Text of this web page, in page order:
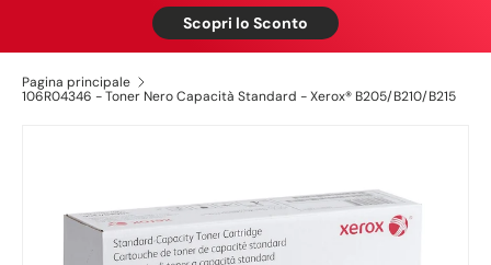
Scopri lo Sconto
Pagina principale
106R04346 - Toner Nero Capacità Standard - Xerox® B205/B210/B215